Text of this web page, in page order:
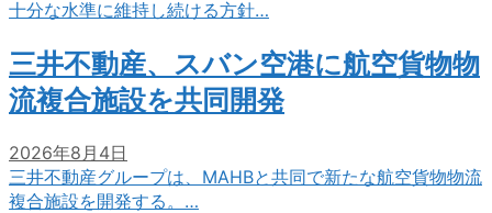
十分な水準に維持し続ける方針…
三井不動産、スバン空港に航空貨物物
流複合施設を共同開発
2026年8月4日
三井不動産グループは、MAHBと共同で新たな航空貨物物流
複合施設を開発する。…